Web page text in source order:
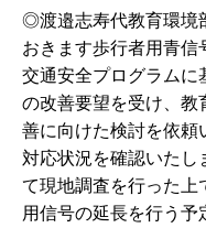
◎渡邉志寿代教育環境
おきます歩行者用青
交通安全プログラムに
の改善要望を受け、教
善に向けた検討を依頼
対応状況を確認いたし
て現地調査を行った上
用信号の延長を行う予